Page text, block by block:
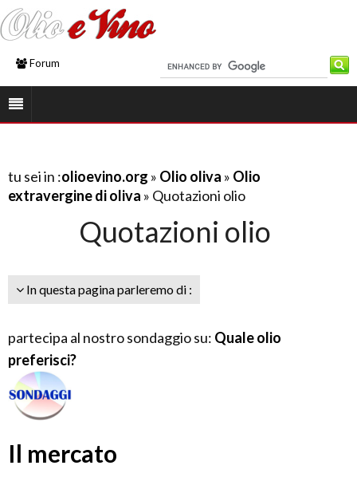
Forum
tu sei in :olioevino.org » Olio oliva » Olio
extravergine di oliva » Quotazioni olio
Quotazioni olio
In questa pagina parleremo di :
partecipa al nostro sondaggio su: Quale olio
preferisci?
Il mercato